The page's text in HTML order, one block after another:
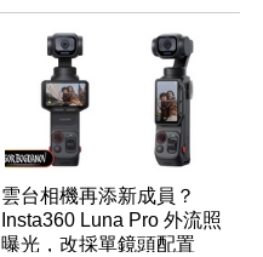
雲台相機再添新成員？
Insta360 Luna Pro 外流照
曝光，改採單鏡頭配置